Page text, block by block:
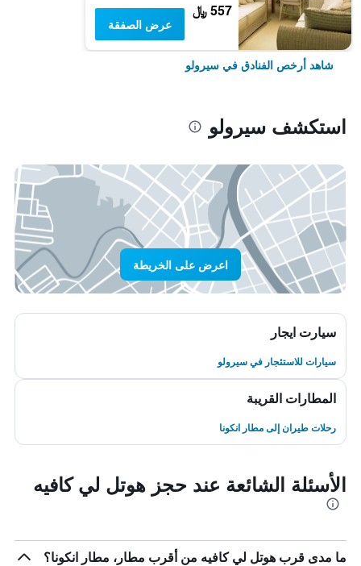
557 ﷼
عرض الصفقة
شاهد أرخص الفنادق في سيرولو
استكشف سيرولو
اعرض على الخريطة
سيارت ايجار
سيارات للاستئجار في سيرولو
المطارات القريبة
رحلات طيران إلى مطار انكونا
الأسئلة الشائعة عند حجز هوتل لي كافيه
ما مدى قرب هوتل لي كافيه من أقرب مطار، مطار انكونا؟